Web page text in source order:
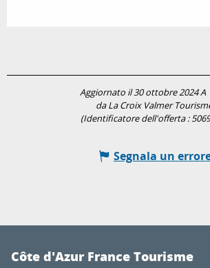
Aggiornato il 30 ottobre 2024 A
da La Croix Valmer
(Identificatore dell'offerta :
Segnala un
Côte d'Azur France Tourisme